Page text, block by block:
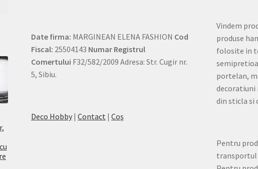
Date firma: MARGINEAN ELENA FASHION Cod
Fiscal: 25504143 Numar Registrul
Comertului F32/582/2009 Adresa: Str. Cugir nr.
5, Sibiu.
Deco Hobby |Contact |Coş
Vindem
produse
folosite in
portelan,
decoratiuni
din sticla si
Pentru
transportul